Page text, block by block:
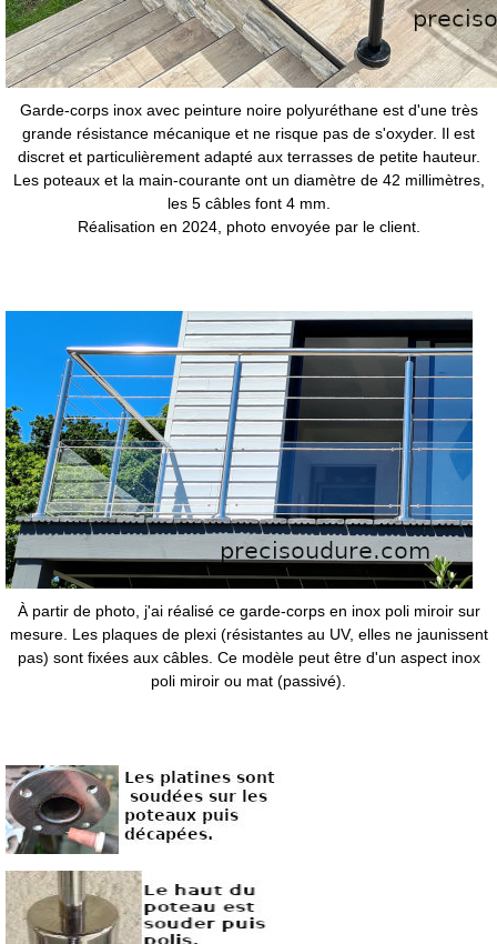
Garde-corps inox avec peinture noire polyuréthane est d'une très
grande résistance mécanique et ne risque pas de s'oxyder. Il est
discret et particulièrement adapté aux terrasses de petite hauteur.
Les poteaux et la main-courante ont un diamètre de 42 millimètres,
les 5 câbles font 4 mm.
Réalisation en 2024, photo envoyée par le client.
À partir de photo, j'ai réalisé ce garde-corps en inox poli miroir sur
mesure. Les plaques de plexi (résistantes au UV, elles ne jaunissent
pas) sont fixées aux câbles. Ce modèle peut être d'un aspect inox
poli miroir ou mat (passivé).